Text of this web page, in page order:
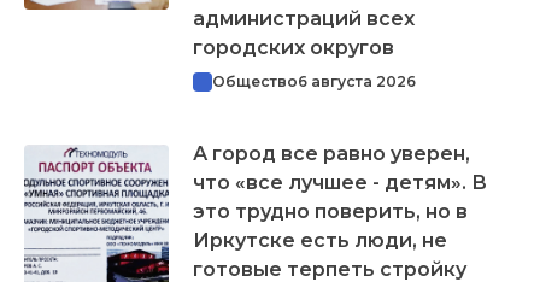
администраций всех
городских округов
Общество6 августа 2026
А город все равно уверен,
что «все лучшее - детям». В
это трудно поверить, но в
Иркутске есть люди, не
готовые терпеть стройку